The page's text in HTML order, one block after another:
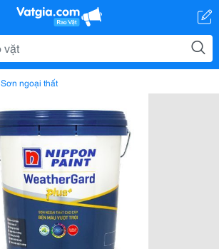
Sơn ngoại thất